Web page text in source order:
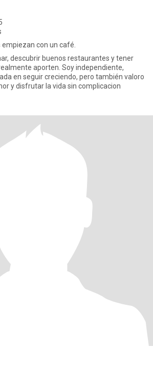
empiezan con un café.
descubrir buenos restaurantes y tener
Soy independiente,
en seguir creciendo, pero también valoro
y disfrutar la vida sin complicacion